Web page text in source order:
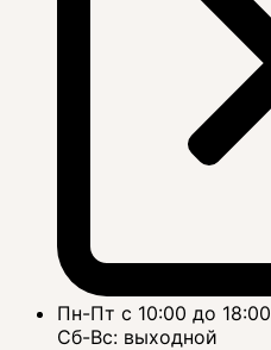
Пн-Пт с 10:00 до 18:00
Сб-Вс: выходной